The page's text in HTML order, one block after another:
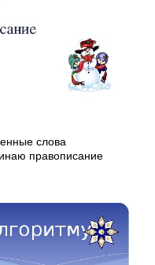
слова
правописание